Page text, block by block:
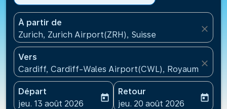
À partir de
Zurich, Zurich Airport(ZRH), Suisse
close
Vers
Cardiff, Cardiff-Wales Airport(CWL), Royaume-Uni
close
Départ
fc-booking-departure-date-aria-label
jeu. 13 août 2026
today
Retour
fc-booking-return-date-
jeu. 20 août 2026
today